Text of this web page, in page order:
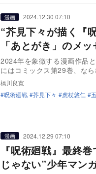
漫画 2024.12.30 07:10
“芥見下々が描く『
「あとがき」のメ
2024年を象徴する漫画作品
にはコミックス第29巻、な
橋川良寛
呪術廻戦
芥見下々 虎杖悠仁
漫画 2024.12.29 07:10
『呪術廻戦』最終
じゃない”少年マン